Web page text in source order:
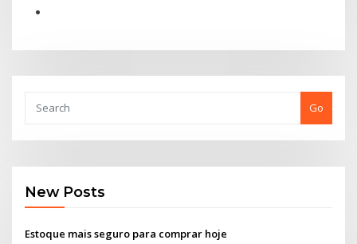
Go
New Posts
Estoque mais seguro para comprar hoje